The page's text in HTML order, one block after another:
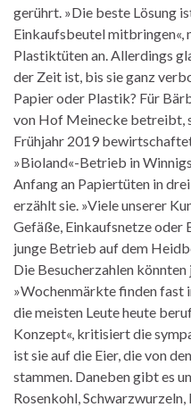
gerührt. »Die beste Lösung
Einkaufsbeutel mitbringen«,
Plastiktüten an. Allerdings
der Zeit ist, bis sie ganz
Papier oder Plastik? Für
von Hof Meinecke betreibt,
Frühjahr 2019
»Bioland«-Betrieb in
Anfang an Papiertüten in
erzählt sie. »Viele unserer
Gefäße, Einkaufsnetze oder
junge Betrieb auf dem
Die Besucherzahlen könnten
»Wochenmärkte finden fast
die meisten Leute heute
Konzept«, kritisiert die
ist sie auf die Eier, die von
stammen. Daneben gibt es
Rosenkohl,